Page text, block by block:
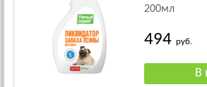
200мл
494 руб.